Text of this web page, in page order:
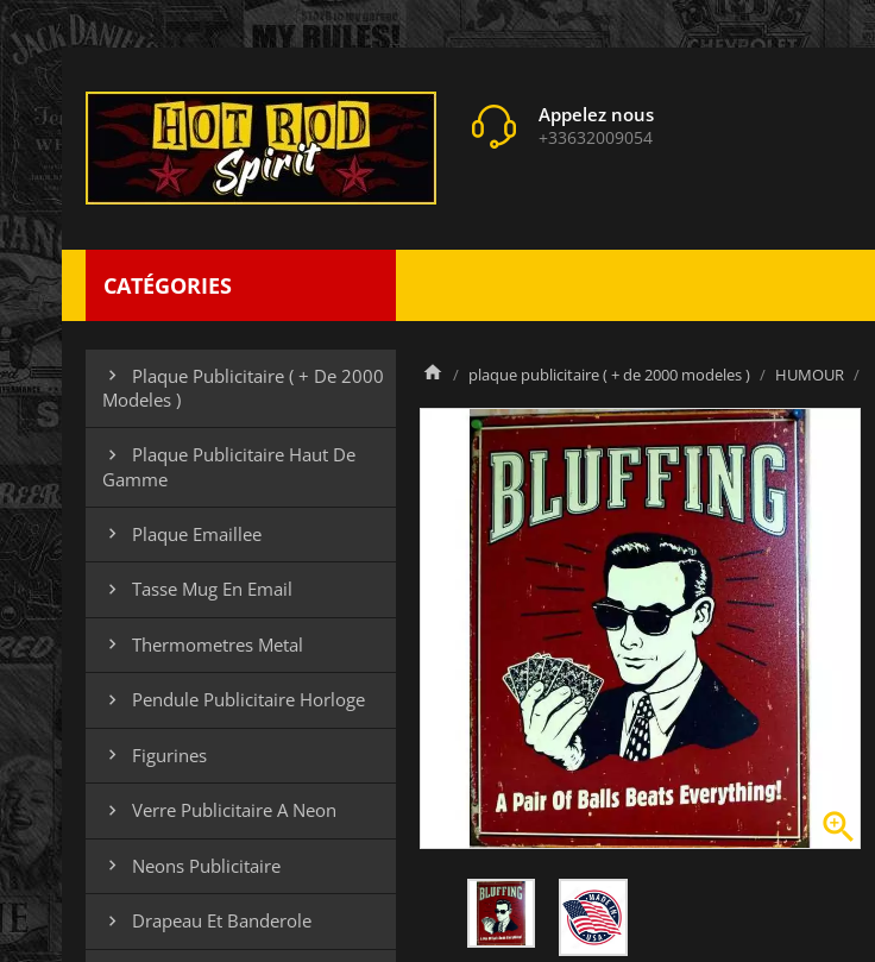
Appelez nous
+33632009054
CATÉGORIES

Plaque Publicitaire ( + De 2000
Modeles )

Plaque Publicitaire Haut De
Gamme
 Plaque Emaillee
 Tasse Mug En Email
 Thermometres Metal
 Pendule Publicitaire Horloge
 Figurines
 Verre Publicitaire A Neon
 Neons Publicitaire
 Drapeau Et Banderole
plaque publicitaire ( + de 2000 modeles ) HUMOUR
